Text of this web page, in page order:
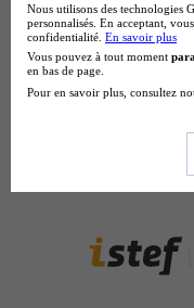
Nous utilisons des technologies
personnalisés. En acceptant,
confidentialité. En savoir plus
Vous pouvez à tout moment
en bas de page.
Pour en savoir plus, consultez